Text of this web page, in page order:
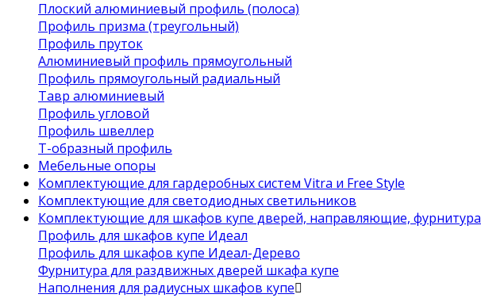
Плоский алюминиевый профиль (полоса)
Профиль призма (треугольный)
Профиль пруток
Алюминиевый профиль прямоугольный
Профиль прямоугольный радиальный
Тавр алюминиевый
Профиль угловой
Профиль швеллер
Т-образный профиль
Мебельные опоры
Комплектующие для гардеробных систем Vitra и Free Style
Комплектующие для светодиодных светильников
Комплектующие для шкафов купе дверей, направляющие, фурнитура
Профиль для шкафов купе Идеал
Профиль для шкафов купе Идеал-Дерево
Фурнитура для раздвижных дверей шкафа купе
Наполнения для радиусных шкафов купе